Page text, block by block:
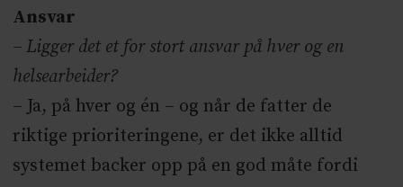
Ansvar
– Ligger det et for stort ansvar på hver og en
helsearbeider?
– Ja, på hver og én – og når de fatter de
riktige prioriteringene, er det ikke alltid
systemet backer opp på en god måte fordi